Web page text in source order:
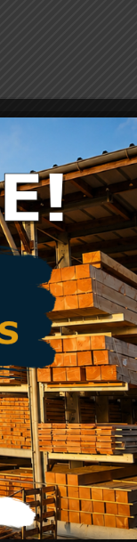
wordt
staat je